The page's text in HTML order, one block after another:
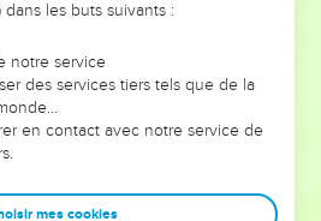
on voit moins les doutes, les erreurs
ont traversés, alors même que ce
qui les ont façonnés.
entrepreneurs, et responsables
de sagesse afin que leurs erreurs
les buts suivants :
notre service
des services tiers tels que de la
en contact avec notre service de
mes cookies